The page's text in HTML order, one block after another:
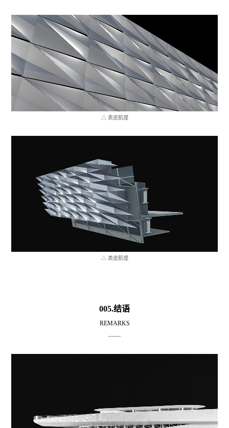
△ 表皮肌理
△ 表皮肌理
005.结语
REMARKS
——